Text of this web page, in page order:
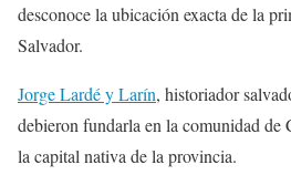
desconoce la ubicación exacta de la
Salvador.
Jorge Lardé y Larín, historiador
debieron fundarla en la comunidad de
la capital nativa de la provincia.